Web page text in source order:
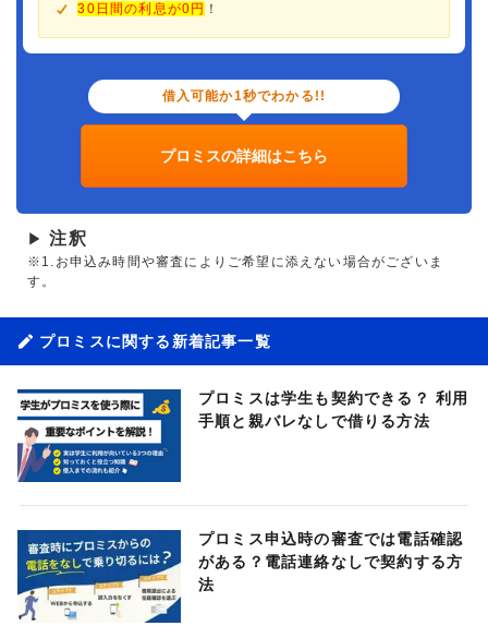
30日間の利息が0円 ！
借入可能か1秒でわかる!!
プロミスの詳細はこちら
▶ 注釈
※1.お申込み時間や審査によりご希望に添えない場合がございま
す。
プロミスに関する新着記事一覧
プロミスは学生も契約できる？ 利用
手順と親バレなしで借りる方法
プロミス申込時の審査では電話確認
がある？電話連絡なしで契約する方
法